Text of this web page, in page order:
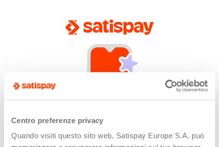
Centro preferenze privacy
Quando visiti questo sito web, Satispay Europe S.A. può
App not installed